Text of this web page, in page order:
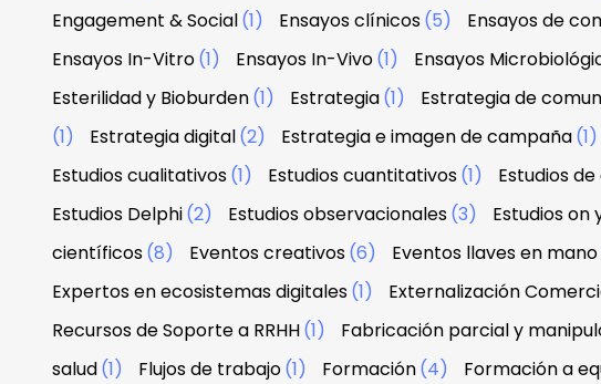
Engagement & Social(1) Ensayos clínicos(5) Ensayos de
Ensayos In-Vitro(1) Ensayos In-Vivo(1) Ensayos
Esterilidad y Bioburden(1) Estrategia(1) Estrategia de
(1)
Estrategia digital(2) Estrategia e imagen de campaña(1)
Estudios cualitativos(1) Estudios cuantitativos(1) Estudios
Estudios Delphi(2) Estudios observacionales(3) Estudios on
científicos(8) Eventos creativos(6) Eventos llaves en mano
Expertos en ecosistemas digitales(1) Externalización
Recursos de Soporte a RRHH(1) Fabricación parcial y
salud(1) Flujos de trabajo(1) Formación(4) Formación a